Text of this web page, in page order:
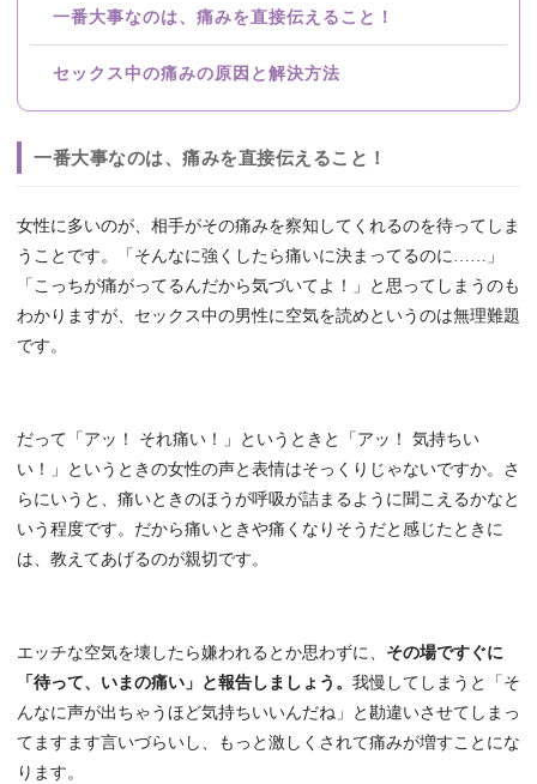
一番大事なのは、痛みを直接伝えること！
セックス中の痛みの原因と解決方法
一番大事なのは、痛みを直接伝えること！
女性に多いのが、相手がその痛みを察知してくれるのを待ってしま
うことです。「そんなに強くしたら痛いに決まってるのに……」
「こっちが痛がってるんだから気づいてよ！」と思ってしまうのも
わかりますが、セックス中の男性に空気を読めというのは無理難題
です。
だって「アッ！ それ痛い！」というときと「アッ！ 気持ちい
い！」というときの女性の声と表情はそっくりじゃないですか。さ
らにいうと、痛いときのほうが呼吸が詰まるように聞こえるかなと
いう程度です。だから痛いときや痛くなりそうだと感じたときに
は、教えてあげるのが親切です。
エッチな空気を壊したら嫌われるとか思わずに、 その場ですぐに
「待って、いまの痛い」と報告しましょう。 我慢してしまうと「そ
んなに声が出ちゃうほど気持ちいいんだね」と勘違いさせてしまっ
てますます言いづらいし、もっと激しくされて痛みが増すことにな
ります。